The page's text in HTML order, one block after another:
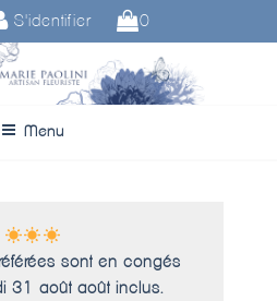
S'identifier 0
Menu
sont en congés
31 août août inclus.